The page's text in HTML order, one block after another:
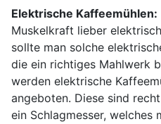
Elektrische Kaffeemühlen:
Muskelkraft lieber
sollte man solche
die ein richtiges Mahlwerk
werden elektrische
angeboten. Diese sind
ein Schlagmesser, welches